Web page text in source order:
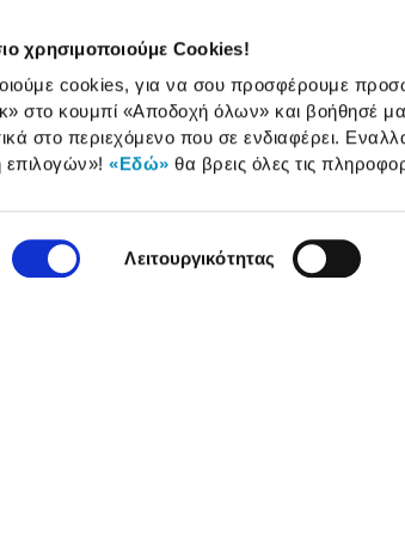
χρησιμοποιούμε Cookies!
cookies, για να σου προσφέρουμε
στο κουμπί «Αποδοχή όλων» και βοήθησέ
στο περιεχόμενο που σε ενδιαφέρει.
!«Εδώ» θα βρεις όλες τις
Λειτουργικότητας
Επιστροφές